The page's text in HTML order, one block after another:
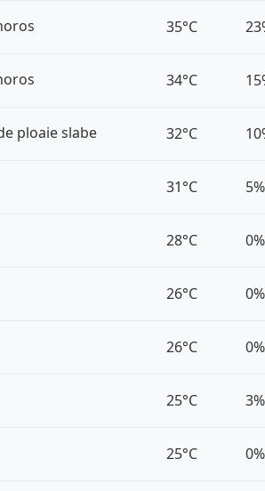
35°C
34°C
ploaie slabe 32°C
31°C 5%
28°C 0%
26°C 0%
26°C 0%
25°C 3%
25°C 0%